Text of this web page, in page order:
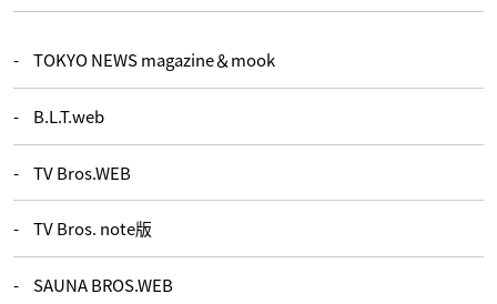
TOKYO NEWS magazine＆mook
B.L.T.web
TV Bros.WEB
TV Bros. note版
SAUNA BROS.WEB